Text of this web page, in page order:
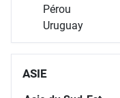
Pérou
Uruguay
ASIE